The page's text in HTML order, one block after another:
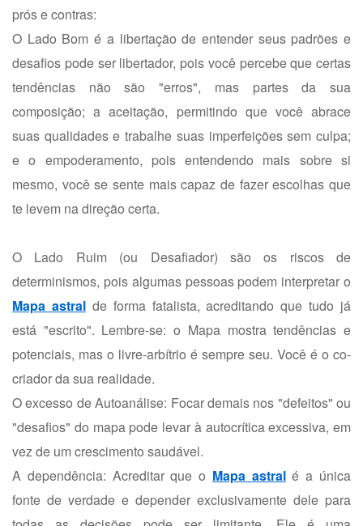
prós e contras:
O Lado Bom é a libertação de entender seus padrões e
desafios pode ser libertador, pois você percebe que certas
tendências não são "erros", mas partes da sua
composição; a aceitação, permitindo que você abrace
suas qualidades e trabalhe suas imperfeições sem culpa;
e o empoderamento, pois entendendo mais sobre si
mesmo, você se sente mais capaz de fazer escolhas que
te levem na direção certa.
O Lado Ruim (ou Desafiador) são os riscos de
determinismos, pois algumas pessoas podem interpretar o
Mapa astralde forma fatalista, acreditando que tudo já
está "escrito". Lembre-se: o Mapa mostra tendências e
potenciais, mas o livre-arbítrio é sempre seu. Você é o co-
criador da sua realidade.
O excesso de Autoanálise: Focar demais nos "defeitos" ou
"desafios" do mapa pode levar à autocrítica excessiva, em
vez de um crescimento saudável.
A dependência: Acreditar que o Mapa astralé a única
fonte de verdade e depender exclusivamente dele para